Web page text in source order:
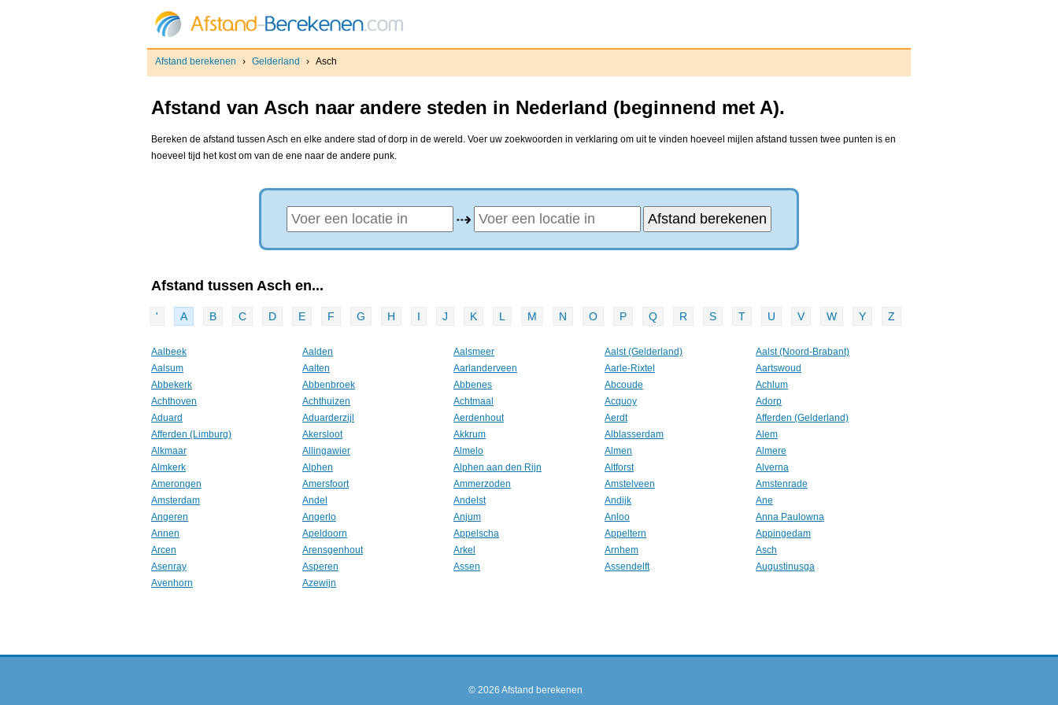
Afstand berekenen › Gelderland › Asch
Afstand van Asch naar andere steden in Nederland (beginnend met A).
Bereken de afstand tussen Asch en elke andere stad of dorp in de wereld. Voer uw zoekwoorden in verklaring om uit te vinden hoeveel mijlen afstand tussen twee punten is en
hoeveel tijd het kost om van de ene naar de andere punk.
⇢
Afstand tussen Asch en...
' A B C D E F G H I J K L M N O P Q R S T U V W Y Z
Aalbeek Aalden Aalsmeer Aalst (Gelderland)
Aalst (Noord-Brabant)
Aalsum
Aalten Aarlanderveen Aarle-Rixtel
Aartswoud
Abbekerk
Abbenbroek Abbenes Abcoude
Achlum
Achthoven
Achthuizen Achtmaal Acquoy
Adorp
Aduard
Aduarderzijl Aerdenhout Aerdt
Afferden (Gelderland)
Afferden (Limburg)
Akersloot Akkrum Alblasserdam
Alem
Alkmaar
Allingawier Almelo Almen
Almere
Almkerk
Alphen Alphen aan den Rijn Altforst
Alverna
Amerongen
Amersfoort Ammerzoden Amstelveen
Amstenrade
Amsterdam
Andel Andelst Andijk
Ane
Angeren
Angerlo Anjum Anloo
Anna Paulowna
Annen
Apeldoorn Appelscha Appeltern
Appingedam
Arcen
Arensgenhout Arkel Arnhem
Asch
Asenray
Asperen Assen Assendelft
Augustinusga
Avenhorn
Azewijn
© 2026 Afstand berekenen